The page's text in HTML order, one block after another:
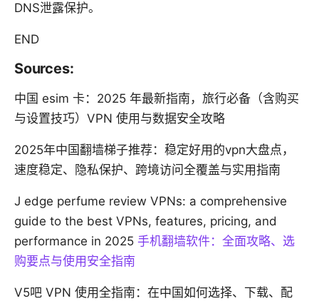
DNS泄露保护。
END
Sources:
中国 esim 卡：2025 年最新指南，旅行必备（含购买
与设置技巧）VPN 使用与数据安全攻略
2025年中国翻墙梯子推荐：稳定好用的vpn大盘点，
速度稳定、隐私保护、跨境访问全覆盖与实用指南
J edge perfume review VPNs: a comprehensive
guide to the best VPNs, features, pricing, and
performance in 2025 手机翻墙软件：全面攻略、选
购要点与使用安全指南
V5吧 VPN 使用全指南：在中国如何选择、下载、配